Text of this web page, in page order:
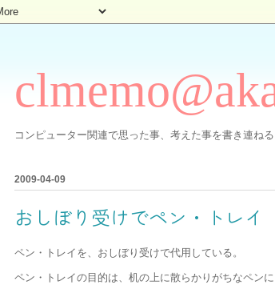
コンピューター関連で思った事、考えた事を書き連ねる
2009-04-09
おしぼり受けでペン・トレイ
ペン・トレイを、おしぼり受けで代用している。
ペン・トレイの目的は、机の上に散らかりがちなペン